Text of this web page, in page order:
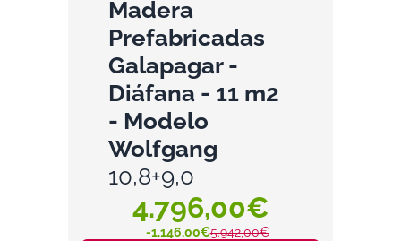
Madera
Prefabricadas
Galapagar -
Diáfana - 11 m2
- Modelo
Wolfgang
10,8+9,0
4.796,00€
-1.146,00€5.942,00€